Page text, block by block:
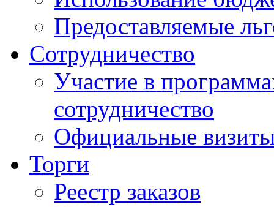
Предоставляемые
Сотрудничество
Участие в
сотрудничество
Официальные
Торги
Реестр заказов